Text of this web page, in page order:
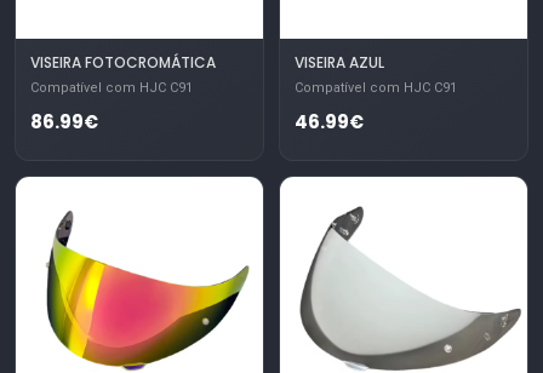
VISEIRA FOTOCROMÁTICA
Compatível com HJC C91
86.99€
VISEIRA AZUL
Compatível com HJC C91
46.99€